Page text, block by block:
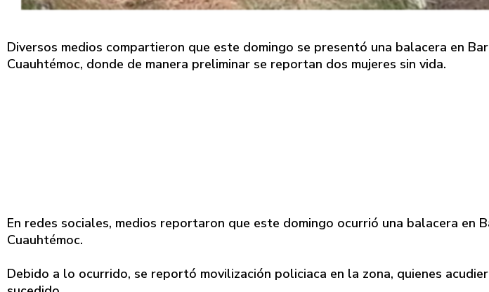
Diversos medios compartieron que este domingo se presentó una balacera en
Cuauhtémoc, donde de manera preliminar se reportan dos mujeres sin vida.
En redes sociales, medios reportaron que este domingo ocurrió una balacera en
Cuauhtémoc.
Debido a lo ocurrido, se reportó movilización policiaca en la zona, quienes